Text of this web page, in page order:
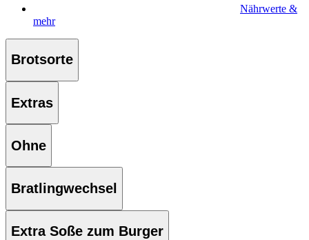
Nährwerte &
mehr
Brotsorte
Extras
Ohne
Bratlingwechsel
Extra Soße zum Burger